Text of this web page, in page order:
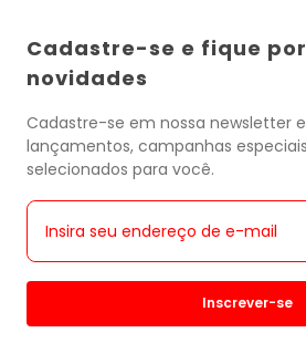
Cadastre-se e fique
novidades
Cadastre-se em nossa newsletter
lançamentos, campanhas
selecionados para você.
Inscrever-se